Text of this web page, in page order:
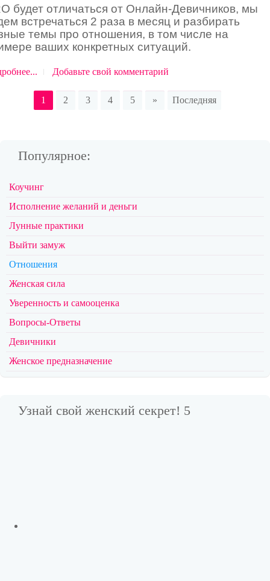
будет отличаться от Онлайн-Девичников, мы
встречаться 2 раза в месяц и разбирать
темы про отношения, в том числе на
ваших конкретных ситуаций.
Добавьте свой комментарий
1 2 3 4 5 » Последняя
Популярное:
Коучинг
Исполнение желаний и деньги
Лунные практики
Выйти замуж
Отношения
Женская сила
Уверенность и самооценка
Вопросы-Ответы
Девичники
Женское предназначение
Узнай свой женский секрет! 5